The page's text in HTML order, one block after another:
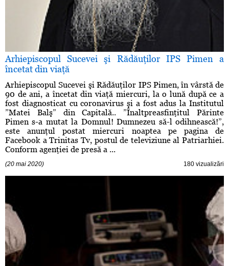
Arhiepiscopul Sucevei şi Rădăuţilor IPS Pimen a
încetat din viaţă
Arhiepiscopul Sucevei şi Rădăuţilor IPS Pimen, în vârstă de
90 de ani, a încetat din viaţă miercuri, la o lună după ce a
fost diagnosticat cu coronavirus şi a fost adus la Institutul
”Matei Balş” din Capitală.. ”Înaltpreasfinţitul Părinte
Pimen s-a mutat la Domnul! Dumnezeu să-l odihnească!”,
este anunţul postat miercuri noaptea pe pagina de
Facebook a Trinitas Tv, postul de televiziune al Patriarhiei.
Conform agenţiei de presă a ...
(20 mai 2020) 180 vizualizări